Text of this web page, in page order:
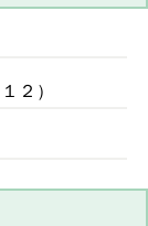
２）